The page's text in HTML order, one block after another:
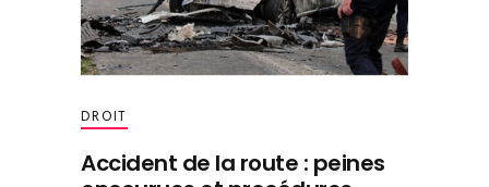
DROIT
Accident de la route : peines